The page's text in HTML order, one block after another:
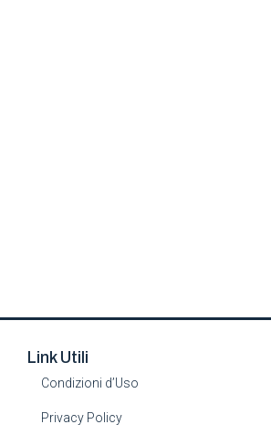
Link Utili
Condizioni d’Uso
Privacy Policy